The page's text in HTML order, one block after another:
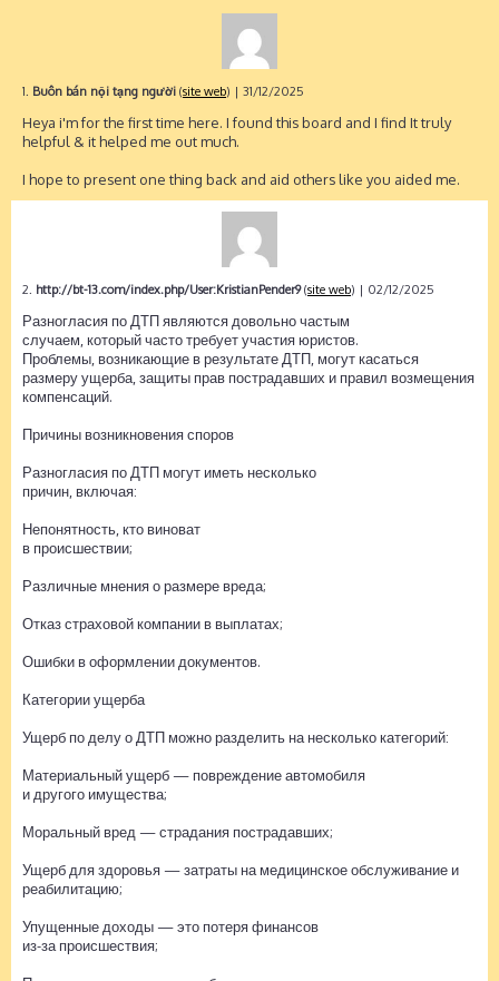
1. Buôn bán nội tạng người (site web) | 31/12/2025
Heya i'm for the first time here. I found this board and I find It truly
helpful & it helped me out much.
I hope to present one thing back and aid others like you aided me.
2. http://bt-13.com/index.php/User:KristianPender9(site web) | 02/12/2025
Разногласия по ДТП являются довольно частым
случаем, который часто требует участия юристов.
Проблемы, возникающие в результате ДТП, могут касаться
размеру ущерба, защиты прав пострадавших и правил возмещения
компенсаций.
Причины возникновения споров
Разногласия по ДТП могут иметь несколько
причин, включая:
Непонятность, кто виноват
в происшествии;
Различные мнения о размере вреда;
Отказ страховой компании в выплатах;
Ошибки в оформлении документов.
Категории ущерба
Ущерб по делу о ДТП можно разделить на несколько категорий:
Материальный ущерб — повреждение автомобиля
и другого имущества;
Моральный вред — страдания пострадавших;
Ущерб для здоровья — затраты на медицинское обслуживание и
реабилитацию;
Упущенные доходы — это потеря финансов
из-за происшествия;